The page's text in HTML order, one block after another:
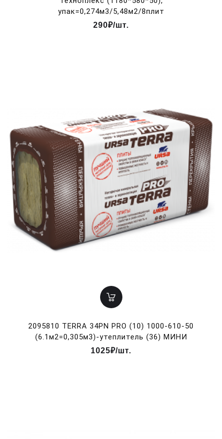
упак=0,274м3/5,48м2/8плит
290₽/шт.
2095810 TERRA 34PN PRO (10) 1000-610-50
(6.1м2=0,305м3)-утеплитель (36) МИНИ
1025₽/шт.